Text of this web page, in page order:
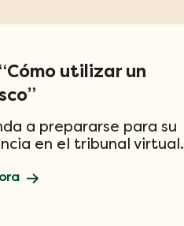
utilizar un
a prepararse para su
en el tribunal virtual.